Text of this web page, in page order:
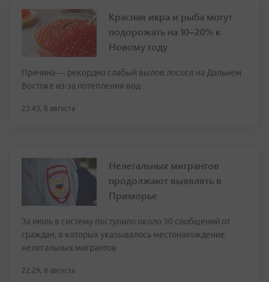
Красная икра и рыба могут
подорожать на 10–20% к
Новому году
Причина — рекордно слабый вылов лосося на Дальнем
Востоке из-за потепления вод
23:43, 8 августа
Нелегальных мигрантов
продолжают выявлять в
Приморье
За июль в систему поступило около 30 сообщений от
граждан, в которых указывалось местонахождение
нелегальных мигрантов
22:29, 8 августа